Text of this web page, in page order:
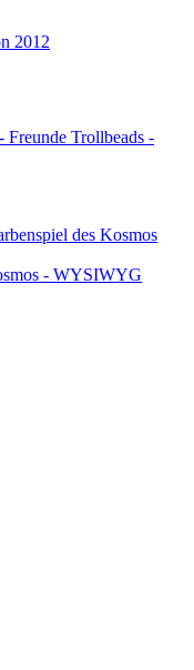
2012
Trollbeads -
- WYSIWYG